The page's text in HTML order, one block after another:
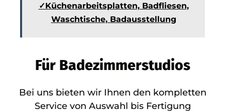
✓Küchenarbeitsplatten, Badfliesen,
Waschtische, Badausstellung
Für Badezimmerstudios
Bei uns bieten wir Ihnen den kompletten
Service von Auswahl bis Fertigung